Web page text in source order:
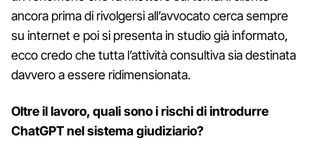
ancora prima di rivolgersi all’avvocato cerca sempre
su internet e poi si presenta in studio già informato,
ecco credo che tutta l’attività consultiva sia destinata
davvero a essere ridimensionata.
Oltre il lavoro, quali sono i rischi di introdurre
ChatGPT nel sistema giudiziario?